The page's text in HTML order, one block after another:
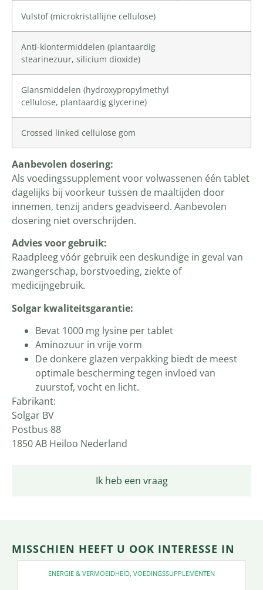
Ik heb een vraag
Vulstof (microkristallijne cellulose)
Anti-klontermiddelen (plantaardig
stearinezuur, silicium dioxide)
Glansmiddelen (hydroxypropylmethyl
cellulose, plantaardig glycerine)
Crossed linked cellulose gom
Aanbevolen dosering:
Als voedingssupplement voor volwassenen één tablet
dagelijks bij voorkeur tussen de maaltijden door
innemen, tenzij anders geadviseerd. Aanbevolen
dosering niet overschrijden.
Advies voor gebruik:
Raadpleeg vóór gebruik een deskundige in geval van
zwangerschap, borstvoeding, ziekte of
medicijngebruik.
Solgar kwaliteitsgarantie:
Bevat 1000 mg lysine per tablet
Aminozuur in vrije vorm
De donkere glazen verpakking biedt de meest
optimale bescherming tegen invloed van
zuurstof, vocht en licht.
Fabrikant:
Solgar BV
Postbus 88
1850 AB Heiloo Nederland
MISSCHIEN HEEFT U OOK INTERESSE IN
ENERGIE & VERMOEIDHEID, VOEDINGSSUPPLEMENTEN